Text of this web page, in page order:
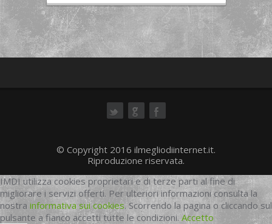
© Copyright 2016 ilmegliodiinternet.it.
Riproduzione riservata.
IMDI utilizza cookies proprietari e di terze parti al fine di
migliorare i servizi offerti. Per ulteriori informazioni consulta la
nostra informativa sui cookies. Scorrendo la pagina o cliccando sul
pulsante a fianco accetti tutte le condizioni.Accetto